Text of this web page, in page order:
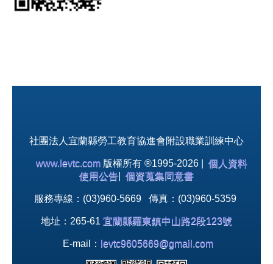
社團法人宜蘭縣勞工教育協進會附設職業訓練中心
www.levtc.com 版權所有 ®1995-2026 | 個人資料
使用公告
個資蒐集同意書
服務專線：(03)960-5669 傳真：(03)960-5359
地址：265-61 宜蘭縣羅東鎮中山路2段123號
E-mail： levtc9605669@gmail.com